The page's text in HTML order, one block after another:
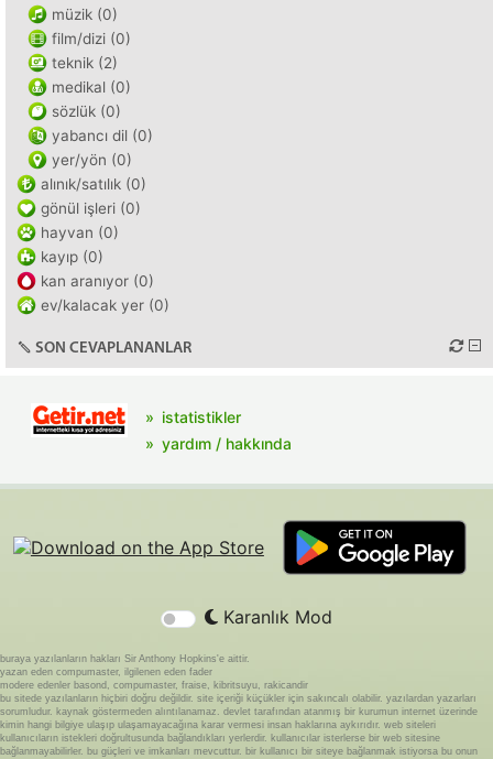
müzik (0)
film/dizi (0)
teknik (2)
medikal (0)
sözlük (0)
yabancı dil (0)
yer/yön (0)
alınık/satılık (0)
gönül işleri (0)
hayvan (0)
kayıp (0)
kan aranıyor (0)
ev/kalacak yer (0)
SON CEVAPLANANLAR
istatistikler
yardım / hakkında
Karanlık Mod
buraya yazılanların hakları Sir Anthony Hopkins'e aittir.
yazan eden compumaster, ilgilenen eden fader
modere edenler basond, compumaster, fraise, kibritsuyu, rakicandir
bu sitede yazılanların hiçbiri doğru değildir. site içeriği küçükler için sakıncalı olabilir. yazılardan yazarları
sorumludur. kaynak göstermeden alıntılanamaz. devlet tarafından atanmış bir kurumun internet üzerinde
kimin hangi bilgiye ulaşıp ulaşamayacağına karar vermesi insan haklarına aykırıdır. web siteleri
kullanıcıların istekleri doğrultusunda bağlandıkları yerlerdir. kullanıcılar isterlerse bir web sitesine
bağlanmayabilirler. bu güçleri ve imkanları mevcuttur. bir kullanıcı bir siteye bağlanmak istiyorsa bu onun